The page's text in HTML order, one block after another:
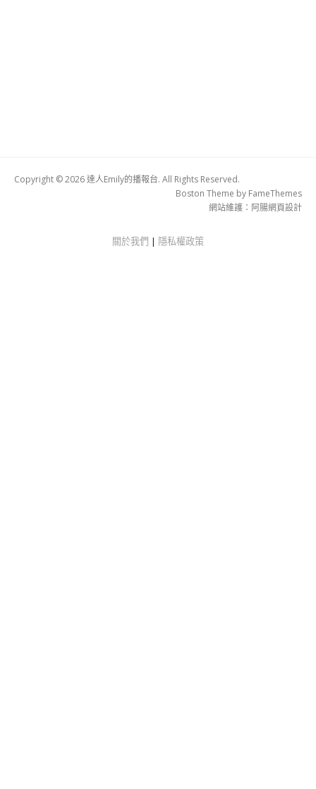
Copyright © 2026 達人Emily的播報台. All Rights Reserved.
Boston Theme by FameThemes
網站維護： 阿腸網頁設計
關於我們 | 隱私權政策